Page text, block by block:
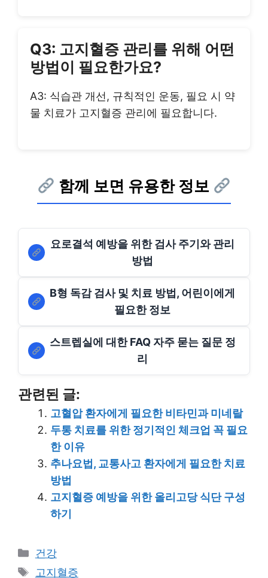
Q3: 고지혈증 관리를 위해 어떤
방법이 필요한가요?
A3: 식습관 개선, 규칙적인 운동, 필요 시 약
물 치료가 고지혈증 관리에 필요합니다.
함께 보면 유용한 정보
요로결석 예방을 위한 검사 주기와 관리
방법
B형 독감 검사 및 치료 방법, 어린이에게
필요한 정보
스트렙실에 대한 FAQ 자주 묻는 질문 정
리
관련된 글:
고혈압 환자에게 필요한 비타민과 미네랄
두통 치료를 위한 정기적인 체크업 꼭 필요
한 이유
추나요법, 교통사고 환자에게 필요한 치료
방법
고지혈증 예방을 위한 올리고당 식단 구성
하기
Categories
건강
Tags
고지혈증